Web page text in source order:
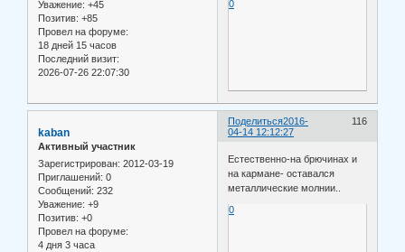
Уважение: +45
Позитив: +85
Провел на форуме:
18 дней 15 часов
Последний визит:
2026-07-26 22:07:30
0
Поделиться 116
2016-
04-14 12:12:27
kaban
Активный участник
Зарегистрирован: 2012-03-19
Приглашений: 0
Сообщений: 232
Уважение: +9
Позитив: +0
Провел на форуме:
4 дня 3 часа
Естественно-на брючинах и
на кармане- оставался
металлические молнии..
0